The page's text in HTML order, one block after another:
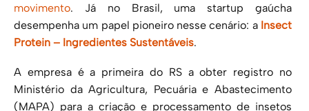
movimento. Já no Brasil, uma startup gaúcha
desempenha um papel pioneiro nesse cenário: a Insect
Protein – Ingredientes Sustentáveis.
A empresa é a primeira do RS a obter registro no
Ministério da Agricultura, Pecuária e Abastecimento
(MAPA) para a criação e processamento de insetos